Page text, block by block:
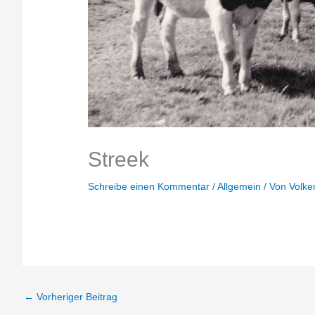
Streek
Schreibe einen Kommentar /Allgemein / Von
← Vorheriger Beitrag